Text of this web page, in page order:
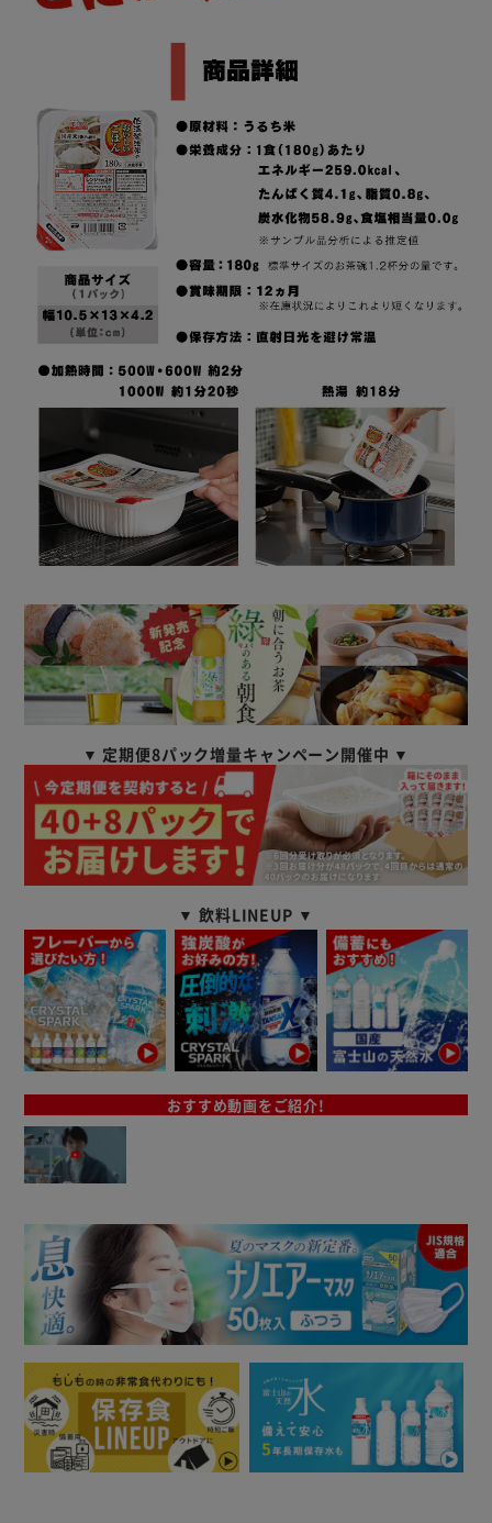
▼ 定期便8パック増量キャンペーン開催中 ▼
▼ 飲料LINEUP ▼
おすすめ動画をご紹介!